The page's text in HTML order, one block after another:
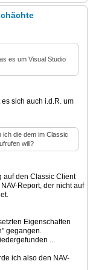
es um Visual Studio
sich auch i.d.R. um
ich die dem im Classic
will?
auf den Classic Client
Report, der nicht auf
Eigenschaften
gegangen.
...
ich also den NAV-